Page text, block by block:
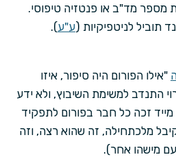
מספר מד"ב או פנטזיה טיפוסי.
תוביל לניטפיקיות (ע"ע).
"אילו הפורום היה סיפור, איזו
התנדב למשימת השיבוץ, ולא ידע
זכה כל חבר בפורום לתפקיד
מלכתחילה, זה שהוא רצה, וזה
מישהו אחר).